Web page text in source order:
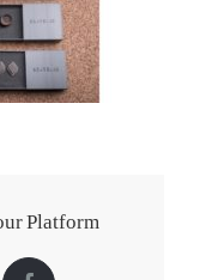
Platform!